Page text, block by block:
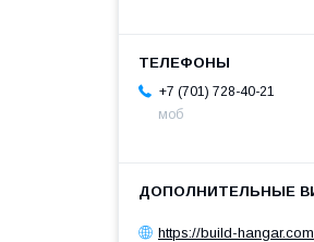
+7 (701) 728-40-21
моб
https://build-hangar.com